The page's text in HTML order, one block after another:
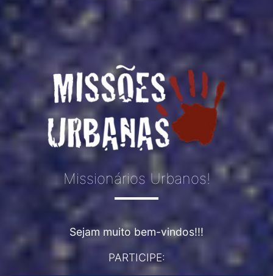
Missionários Urbanos!
Sejam muito bem-vindos!!!
PARTICIPE: